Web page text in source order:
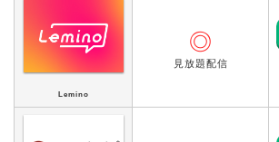
Lemino
◎
見放題配信